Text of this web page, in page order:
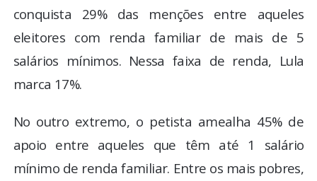
conquista 29% das menções entre aqueles
eleitores com renda familiar de mais de 5
salários mínimos. Nessa faixa de renda, Lula
marca 17%.
No outro extremo, o petista amealha 45% de
apoio entre aqueles que têm até 1 salário
mínimo de renda familiar. Entre os mais pobres,